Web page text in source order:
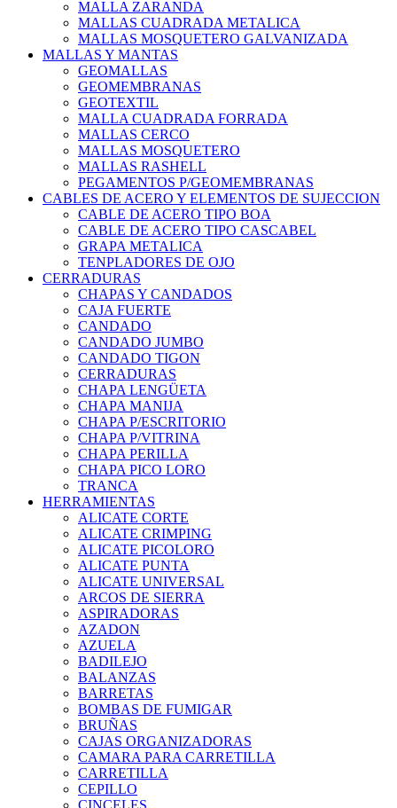
MALLA ZARANDA
MALLAS CUADRADA METALICA
MALLAS MOSQUETERO GALVANIZADA
MALLAS Y MANTAS
GEOMALLAS
GEOMEMBRANAS
GEOTEXTIL
MALLA CUADRADA FORRADA
MALLAS CERCO
MALLAS MOSQUETERO
MALLAS RASHELL
PEGAMENTOS P/GEOMEMBRANAS
CABLES DE ACERO Y ELEMENTOS DE SUJECCION
CABLE DE ACERO TIPO BOA
CABLE DE ACERO TIPO CASCABEL
GRAPA METALICA
TENPLADORES DE OJO
CERRADURAS
CHAPAS Y CANDADOS
CAJA FUERTE
CANDADO
CANDADO JUMBO
CANDADO TIGON
CERRADURAS
CHAPA LENGÜETA
CHAPA MANIJA
CHAPA P/ESCRITORIO
CHAPA P/VITRINA
CHAPA PERILLA
CHAPA PICO LORO
TRANCA
HERRAMIENTAS
ALICATE CORTE
ALICATE CRIMPING
ALICATE PICOLORO
ALICATE PUNTA
ALICATE UNIVERSAL
ARCOS DE SIERRA
ASPIRADORAS
AZADON
AZUELA
BADILEJO
BALANZAS
BARRETAS
BOMBAS DE FUMIGAR
BRUÑAS
CAJAS ORGANIZADORAS
CAMARA PARA CARRETILLA
CARRETILLA
CEPILLO